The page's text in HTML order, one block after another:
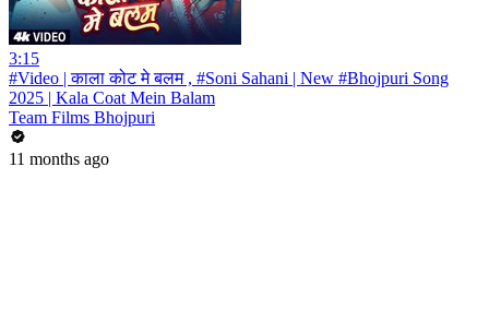
3:15
#Video | काला कोट मे बलम , #Soni Sahani | New #Bhojpuri Song
2025 | Kala Coat Mein Balam
Team Films Bhojpuri
11 months ago